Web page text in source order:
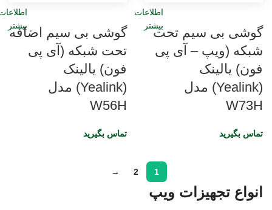
اطلاعات
بیشتر
گوشی بی‌ سیم تحت
شبکه (ویپ – آی پی
فون) یالینک
(Yealink) مدل
W73H
تماس بگیرید
بیشتر
گوشی بی‌ سیم اضافه
تحت شبکه (آی پی
فون) یالینک
(Yealink) مدل
W56H
تماس بگیرید
1
2
→
انواع تجهیزات ویپ